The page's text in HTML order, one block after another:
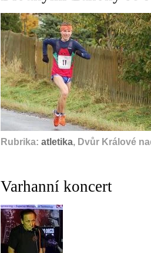
Rubrika: atletika, Dvůr Králové
Varhanní koncert